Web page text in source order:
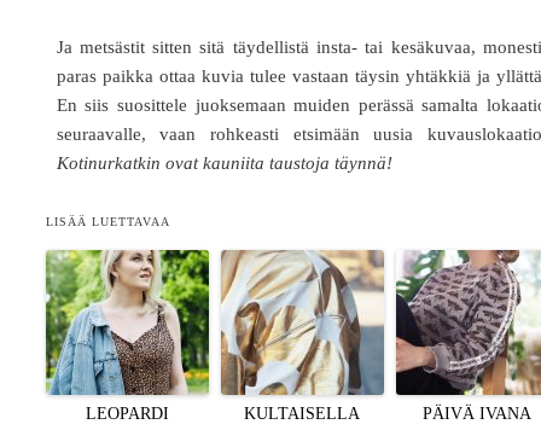
Ja metsästit sitten sitä täydellistä insta- tai kesäkuvaa,
paras paikka ottaa kuvia tulee vastaan täysin yhtäkkiä ja
En siis suosittele juoksemaan muiden perässä samalta
seuraavalle, vaan rohkeasti etsimään uusia
Kotinurkatkin ovat kauniita taustoja täynnä!
LISÄÄ LUETTAVAA
LEOPARDI
KULTAISELLA
PÄIVÄ IVANA